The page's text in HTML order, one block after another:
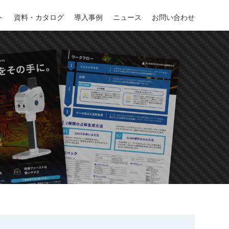
資料・カタログ 導入事例 ニュース お問い合わせ
資料・カタログ 導入事例 ニュース お問い合わせ